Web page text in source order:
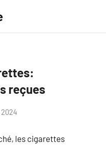
reçues
2024
les cigarettes